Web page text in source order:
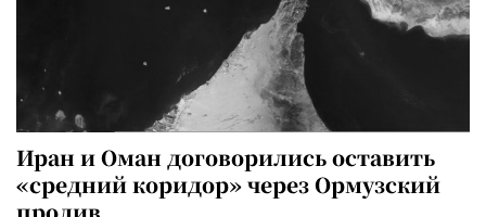
Иран и Оман договорились оставить
«средний коридор» через Ормузский
пролив